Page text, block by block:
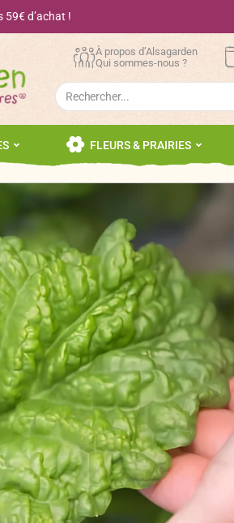
59€ d’achat !
À propos d’Alsagarden
Qui sommes-nous ?
Search
for:
FLEURS & PRAIRIES